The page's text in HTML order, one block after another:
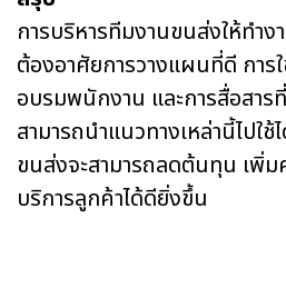
การบริหารทีมงานขนส่งให้ทำ
ต้องอาศัยการวางแผนที่ดี การ
อบรมพนักงาน และการสื่อสาร
สามารถนำแนวทางเหล่านี้ไปใ
ขนส่งจะสามารถลดต้นทุน เพิ่ม
บริการลูกค้าได้ดียิ่งขึ้น